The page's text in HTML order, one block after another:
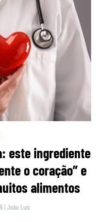
este ingrediente
o coração” e
alimentos
|João Luís